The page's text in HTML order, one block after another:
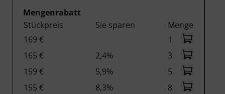
Mengenrabatt
Stückpreis
Sie sparen
Menge
169 €
1
165 €
2,4%
3
159 €
5,9%
5
155 €
8,3% 8